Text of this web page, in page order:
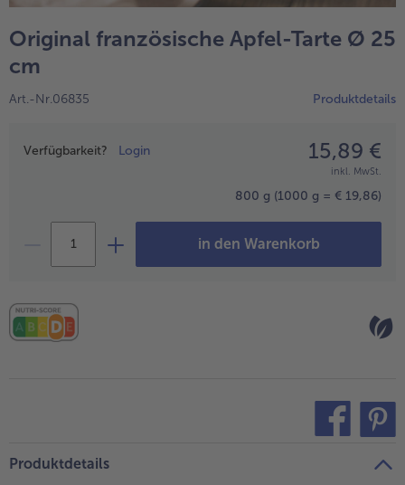
alle Küchenutensilien
alle bofrost*free
alle Pflanzliche Alternativprodukte
Heißluftfritteuse
- 5 € beim Kauf von 7 Schlemmermenüs nach Wahl
Original französische Apfel-Tarte Ø 25
cm
Art.-Nr.06835 Produktdetails
Preisangabe
Verfügbarkeit? Login 15,89 €
inkl. MwSt.
800 g (1000 g = € 19,86)
in den Warenkorb
Produktdetails